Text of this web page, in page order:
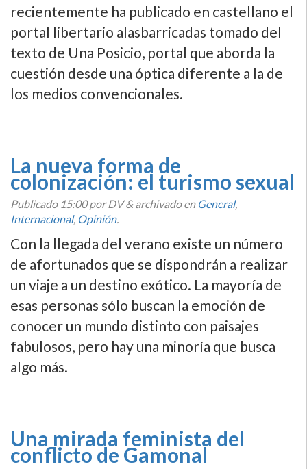
recientemente ha publicado en castellano el
portal libertario alasbarricadas tomado del
texto de Una Posicio, portal que aborda la
cuestión desde una óptica diferente a la de
los medios convencionales.
La nueva forma de
colonización: el turismo sexual
Publicado 15:00por DV&archivado en General,
Internacional, Opinión.
Con la llegada del verano existe un número
de afortunados que se dispondrán a realizar
un viaje a un destino exótico. La mayorí­a de
esas personas sólo buscan la emoción de
conocer un mundo distinto con paisajes
fabulosos, pero hay una minorí­a que busca
algo más.
Una mirada feminista del
conflicto de Gamonal